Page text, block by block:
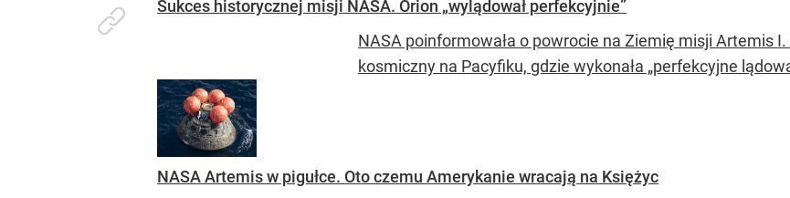
Sukces historycznej misji NASA. Orion „wylądował perfekcyjnie”
NASA poinformowała o powrocie na Ziemię misji Artemis
kosmiczny na Pacyfiku, gdzie wykonała „perfekcyjne
NASA Artemis w pigułce. Oto czemu Amerykanie wracają na Księżyc